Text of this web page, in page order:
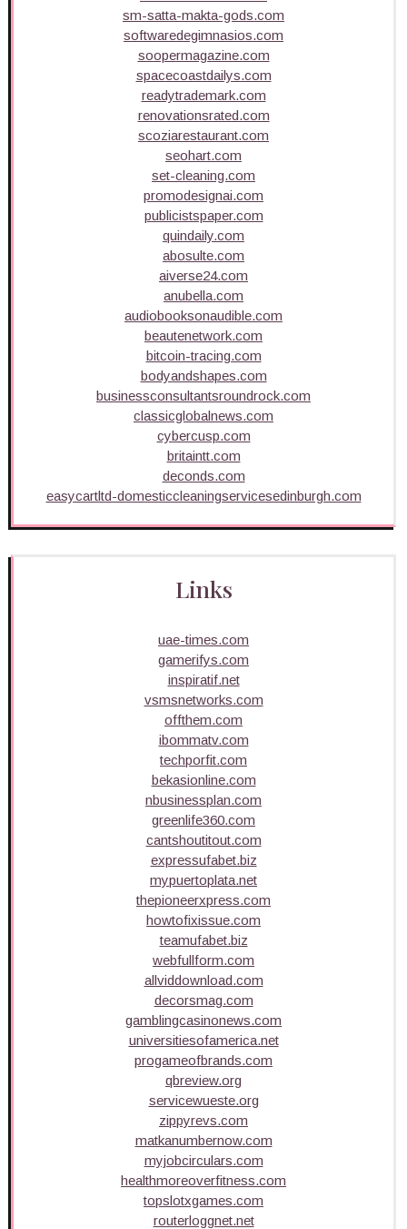
sm-satta-makta-gods.com
softwaredegimnasios.com
soopermagazine.com
spacecoastdailys.com
readytrademark.com
renovationsrated.com
scoziarestaurant.com
seohart.com
set-cleaning.com
promodesignai.com
publicistspaper.com
quindaily.com
abosulte.com
aiverse24.com
anubella.com
audiobooksonaudible.com
beautenetwork.com
bitcoin-tracing.com
bodyandshapes.com
businessconsultantsroundrock.com
classicglobalnews.com
cybercusp.com
britaintt.com
deconds.com
easycartltd-domesticcleaningservicesedinburgh.com
Links
uae-times.com
gamerifys.com
inspiratif.net
vsmsnetworks.com
offthem.com
ibommatv.com
techporfit.com
bekasionline.com
nbusinessplan.com
greenlife360.com
cantshoutitout.com
expressufabet.biz
mypuertoplata.net
thepioneerxpress.com
howtofixissue.com
teamufabet.biz
webfullform.com
allviddownload.com
decorsmag.com
gamblingcasinonews.com
universitiesofamerica.net
progameofbrands.com
qbreview.org
servicewueste.org
zippyrevs.com
matkanumbernow.com
myjobcirculars.com
healthmoreoverfitness.com
topslotxgames.com
routerloggnet.net